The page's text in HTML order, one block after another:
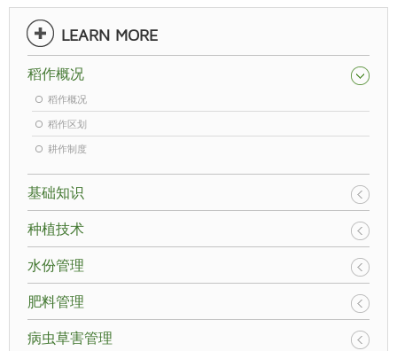
LEARN MORE
稻作概况
稻作概况
稻作区划
耕作制度
基础知识
种植技术
水份管理
肥料管理
病虫草害管理